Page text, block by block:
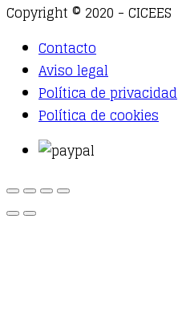
Copyright © 2020 - CICEES
Contacto
Aviso legal
Política de privacidad
Política de cookies